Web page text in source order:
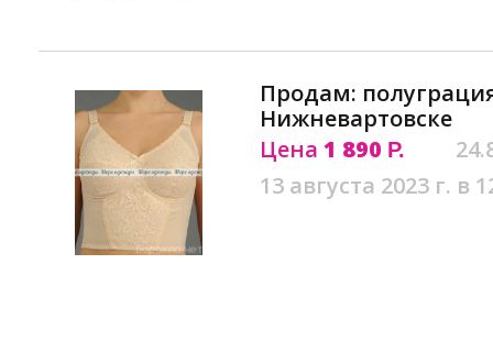
Продам:
Нижневартовске
Цена 1 890 Р.
13 августа 2023 г. в